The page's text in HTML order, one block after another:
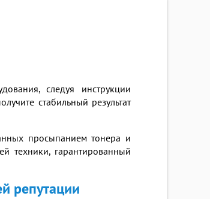
следуя инструкции
стабильный результат
просыпанием тонера и
техники, гарантированный
репутации